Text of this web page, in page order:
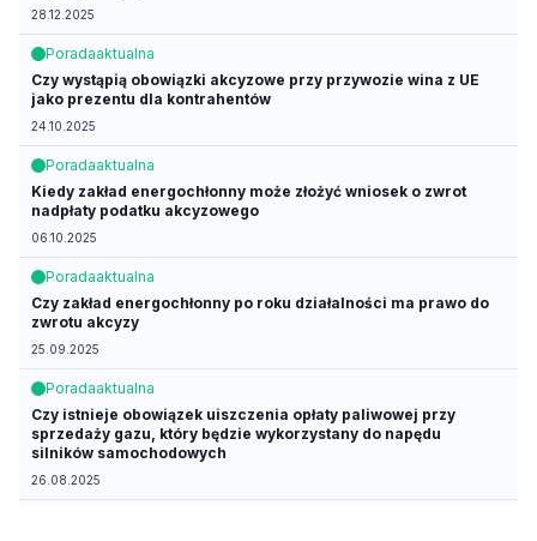
28.12.2025
Poradaaktualna
Czy wystąpią obowiązki akcyzowe przy przywozie wina z UE
jako prezentu dla kontrahentów
24.10.2025
Poradaaktualna
Kiedy zakład energochłonny może złożyć wniosek o zwrot
nadpłaty podatku akcyzowego
06.10.2025
Poradaaktualna
Czy zakład energochłonny po roku działalności ma prawo do
zwrotu akcyzy
25.09.2025
Poradaaktualna
Czy istnieje obowiązek uiszczenia opłaty paliwowej przy
sprzedaży gazu, który będzie wykorzystany do napędu
silników samochodowych
26.08.2025